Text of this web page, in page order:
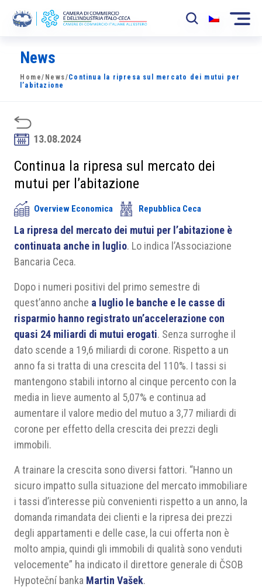
La Camera
News
Sviluppo Mercato
Soci
Partner
Progetti
Area riservata
News
Home/ News/Continua la ripresa sul mercato dei mutui per
l’abitazione
13.08.2024
Continua la ripresa sul mercato dei
mutui per l’abitazione
Overview Economica Repubblica Ceca
La ripresa del mercato dei mutui per l’abitazione è
continuata anche in luglio. Lo indica l’Associazione
Bancaria Ceca.
Dopo i numeri positivi del primo semestre di
quest’anno anche a luglio le banche e le casse di
risparmio hanno registrato un’accelerazione con
quasi 24 miliardi di mutui erogati. Senza surroghe il
dato scende a 19,6 miliardi di corone. Rispetto a un
anno fa si tratta di una crescita del 110%. I tassi si
mantengono stabili intorno al cinque percento con la
media in lieve aumento al 5,07% e continua ad
aumentare il valore medio del mutuo a 3,77 miliardi di
corone per effetto della crescita dei prezzi degli
immobili.
A trainare la crescita sono diversi fattori. “Hanno un
sicuro impatto sulla situazione del mercato immobiliare
i tassi d’interesse più convenienti rispetto a un anno, la
domanda rimandata dei clienti e la ripresa dei prezzi
degli appartamenti e delle case, la cui offerta non è
molto ampia, quindi gli immobili di qualità sono venduti
velocemente” ha indicato il direttore generale di ČSOB
Hypoteční banka Martin Vašek.